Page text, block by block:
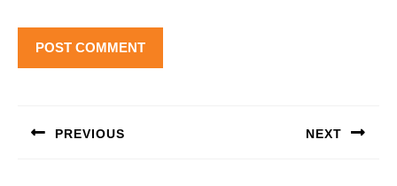
PREVIOUS NEXT